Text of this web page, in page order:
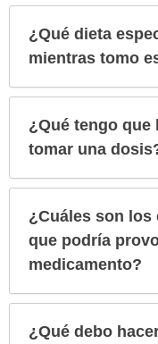
¿Qué dieta
mientras tomo
¿Qué tengo que
tomar una
¿Cuáles son
que podría
medicamento?
¿Qué debo